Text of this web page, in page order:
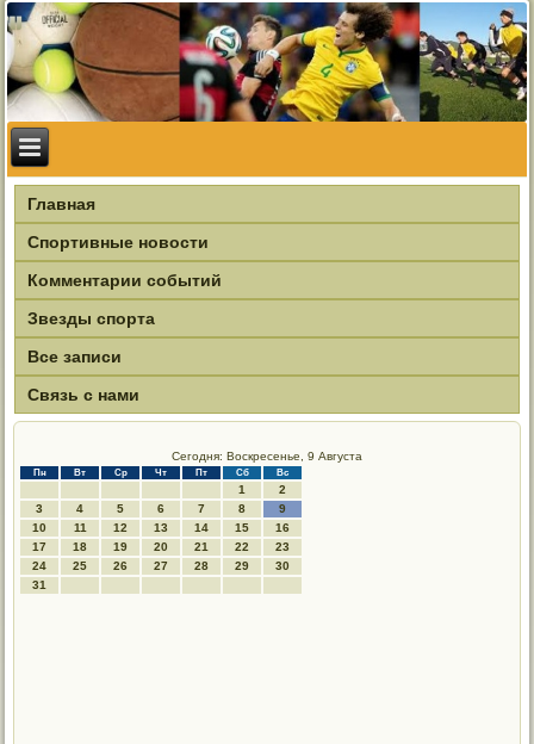
Главная
Спортивные новости
Комментарии событий
Звезды спорта
Все записи
Связь с нами
Сегодня: Воскресенье, 9 Августа
Пн Вт Ср Чт Пт Сб Вс
1
2
3
4 5 6 7 8
9
10
11 12 13 14 15
16
17
18 19 20 21 22
23
24
25 26 27 28 29
30
31